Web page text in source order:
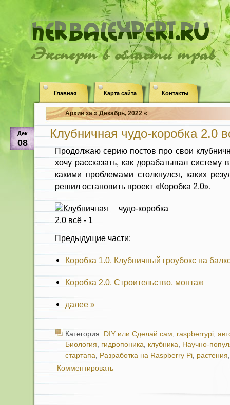
Эксперт в области трав
Главная Карта сайта Контакты
Архив за » Декабрь, 2022 «
Дек
08
Клубничная чудо-коробка 2.0
Продолжаю серию постов про свои
хочу рассказать, как дорабатывал систему
какими проблемами столкнулся, каких
решил остановить проект «Коробка 2.0».
Предыдущие части:
Коробка 1.0. Клубничный гроубокс на
Коробка 2.0. Строительство, монтаж
далее »
Категория: DIY или Сделай сам, raspberrypi,
Биология, гидропоника, клубника, Научно-
стартапа, Разработка на Raspberry Pi, растения
Комментировать